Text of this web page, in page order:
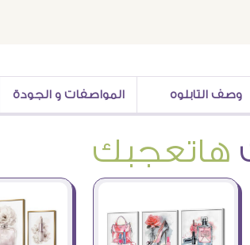
وصف التابلوه المواصفات و الجودة
هاتعجبك